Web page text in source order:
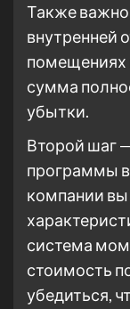
Также важно
внутренней
помещениях
сумма
убытки.
Второй шаг
программы
компании вы
система
стоимость
убедиться,